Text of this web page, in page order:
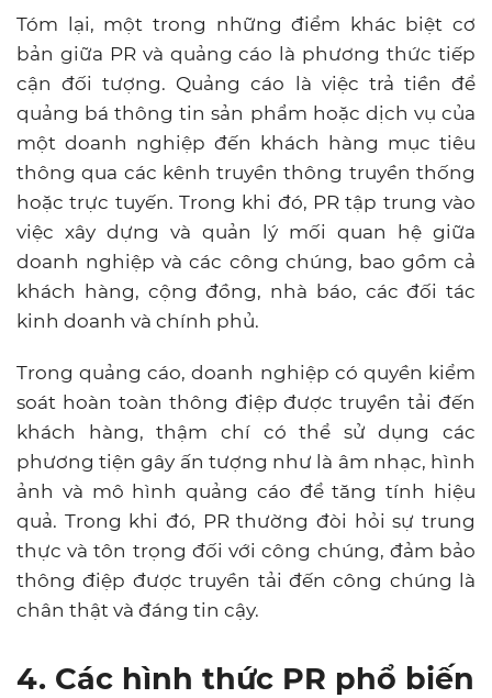
Tóm lại, một trong những điểm khác biệt cơ
bản giữa PR và quảng cáo là phương thức tiếp
cận đối tượng. Quảng cáo là việc trả tiền để
quảng bá thông tin sản phẩm hoặc dịch vụ của
một doanh nghiệp đến khách hàng mục tiêu
thông qua các kênh truyền thông truyền thống
hoặc trực tuyến. Trong khi đó, PR tập trung vào
việc xây dựng và quản lý mối quan hệ giữa
doanh nghiệp và các công chúng, bao gồm cả
khách hàng, cộng đồng, nhà báo, các đối tác
kinh doanh và chính phủ.
Trong quảng cáo, doanh nghiệp có quyền kiểm
soát hoàn toàn thông điệp được truyền tải đến
khách hàng, thậm chí có thể sử dụng các
phương tiện gây ấn tượng như là âm nhạc, hình
ảnh và mô hình quảng cáo để tăng tính hiệu
quả. Trong khi đó, PR thường đòi hỏi sự trung
thực và tôn trọng đối với công chúng, đảm bảo
thông điệp được truyền tải đến công chúng là
chân thật và đáng tin cậy.
4. Các hình thức PR phổ biến